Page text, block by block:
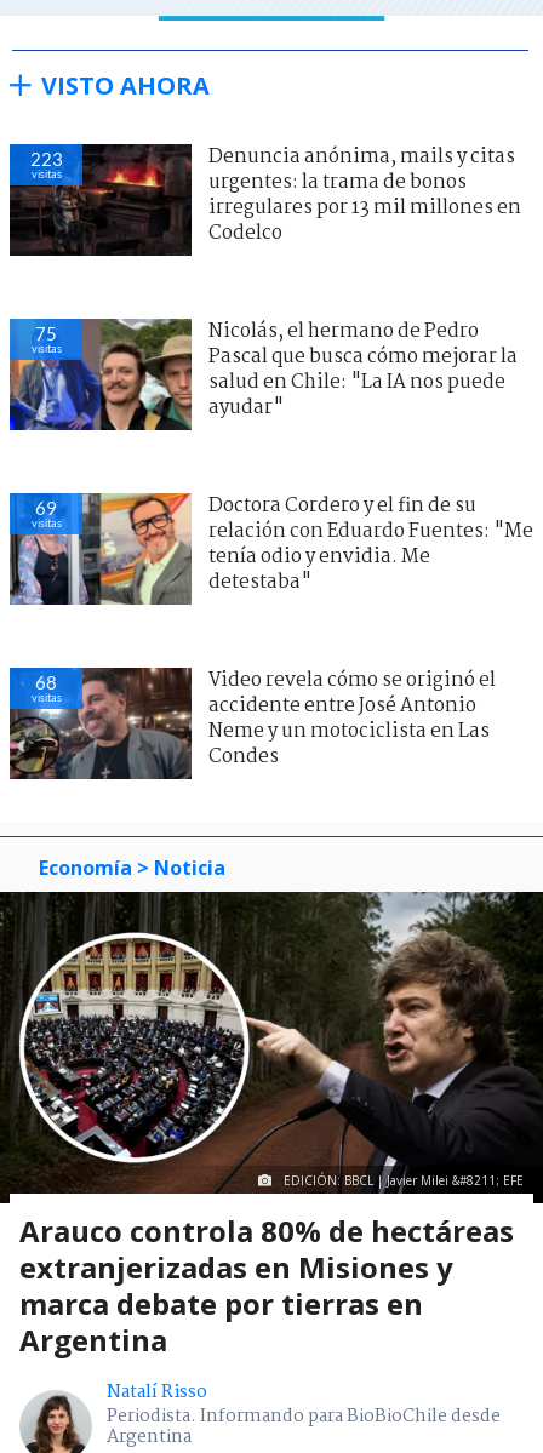
VISTO AHORA
223
visitas
Denuncia anónima, mails y citas
urgentes: la trama de bonos
irregulares por 13 mil millones en
Codelco
75
visitas
Nicolás, el hermano de Pedro
Pascal que busca cómo mejorar la
salud en Chile: "La IA nos puede
ayudar"
69
visitas
Doctora Cordero y el fin de su
relación con Eduardo Fuentes: "Me
tenía odio y envidia. Me
detestaba"
68
visitas
Video revela cómo se originó el
accidente entre José Antonio
Neme y un motociclista en Las
Condes
Economía > Noticia
EDICIÓN: BBCL | Javier Milei &#8211; EFE
Arauco controla 80% de hectáreas
extranjerizadas en Misiones y
marca debate por tierras en
Argentina
Natalí Risso
Periodista. Informando para BioBioChile desde
Argentina